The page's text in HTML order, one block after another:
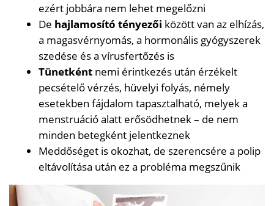
ezért jobbára nem lehet megelőzni
De hajlamosító tényezői között van az elhízás,
a magasvérnyomás, a hormonális gyógyszerek
szedése és a vírusfertőzés is
Tünetként nemi érintkezés után érzékelt
pecsételő vérzés, hüvelyi folyás, némely
esetekben fájdalom tapasztalható, melyek a
menstruáció alatt erősödhetnek – de nem
minden betegként jelentkeznek
Meddőséget is okozhat, de szerencsére a polip
eltávolítása után ez a probléma megszűnik